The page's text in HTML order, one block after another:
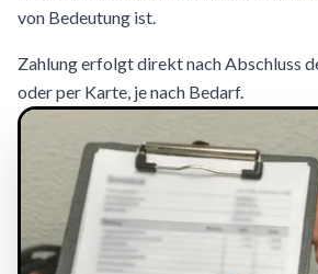
von Bedeutung ist.
Zahlung erfolgt direkt nach Abschluss
oder per Karte, je nach Bedarf.